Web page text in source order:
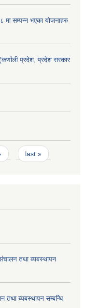
मा सम्पन्न भएका योजनाहरु
प्रदेश, प्रदेश सरकार
last »
तथा ब्यबस्थापन
तथा ब्यबस्थापन सम्बन्धि